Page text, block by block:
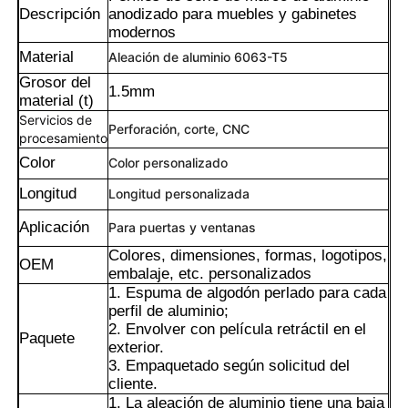
Hogar
Productos
Acerca de nosotros
Descripción anodizado para muebles y gabinetes
modernos
Material
Aleación de aluminio 6063-T5
Grosor del
material (t)
1.5mm
Servicios de
procesamiento
Perforación, corte, CNC
Color Color personalizado
Longitud Longitud personalizada
Aplicación Para puertas y ventanas
OEM
Colores, dimensiones, formas, logotipos,
embalaje, etc. personalizados
Paquete
1. Espuma de algodón perlado para cada
perfil de aluminio;
2. Envolver con película retráctil en el
exterior.
3. Empaquetado según solicitud del
cliente.
1. La aleación de aluminio tiene una baja